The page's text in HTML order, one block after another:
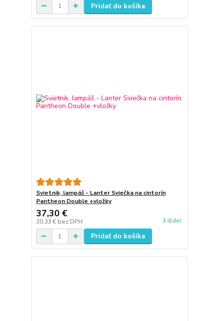
Pridať do košíka
Svietnik, lampáš - Lanter Sviečka na cintorín
Pantheon Double +vložky
37,30 €
30,33 € bez DPH 3-6 dní
Pridať do košíka